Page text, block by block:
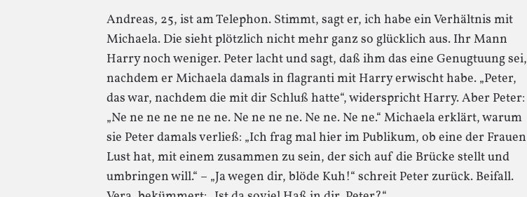
Andreas, 25, ist am Telephon. Stimmt, sagt er, ich habe ein Verhältnis mit
Michaela. Die sieht plötzlich nicht mehr ganz so glücklich aus. Ihr Mann
Harry noch weniger. Peter lacht und sagt, daß ihm das eine Genugtuung sei,
nachdem er Michaela damals in flagranti mit Harry erwischt habe. „Peter,
das war, nachdem die mit dir Schluß hatte“, widerspricht Harry. Aber Peter:
„Ne ne ne ne ne ne ne. Ne ne ne ne. Ne ne. Ne ne.“ Michaela erklärt, warum
sie Peter damals verließ: „Ich frag mal hier im Publikum, ob eine der Frauen
Lust hat, mit einem zusammen zu sein, der sich auf die Brücke stellt und
umbringen will.“ – „Ja wegen dir, blöde Kuh!“ schreit Peter zurück. Beifall.